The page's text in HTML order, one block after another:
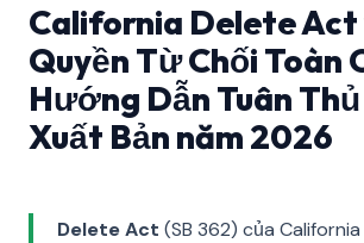
California Delete Act
Quyền Từ Chối Toàn
Hướng Dẫn Tuân
Xuất Bản năm 2026
Delete Act (SB 362) của